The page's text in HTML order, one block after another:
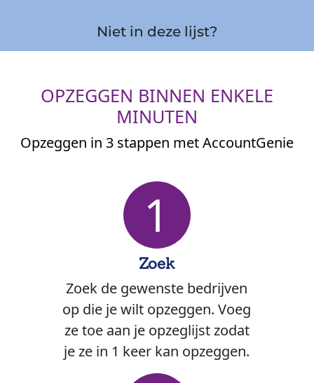
Niet in deze lijst?
OPZEGGEN BINNEN ENKELE
MINUTEN
Opzeggen in 3 stappen met AccountGenie
1
Zoek
Zoek de gewenste bedrijven
op die je wilt opzeggen. Voeg
ze toe aan je opzeglijst zodat
je ze in 1 keer kan opzeggen.